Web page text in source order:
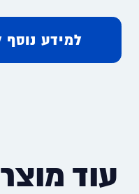
למידע נוסף
עוד